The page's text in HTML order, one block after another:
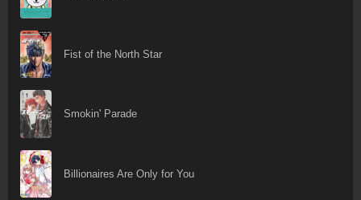
Fist of the North Star
Smokin' Parade
Billionaires Are Only for You